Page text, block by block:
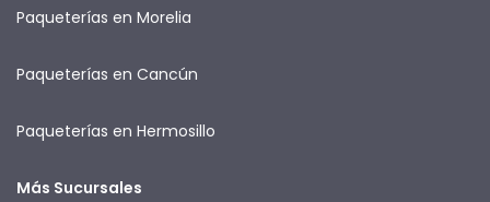
Paqueterías en Morelia
Paqueterías en Cancún
Paqueterías en Hermosillo
Más Sucursales